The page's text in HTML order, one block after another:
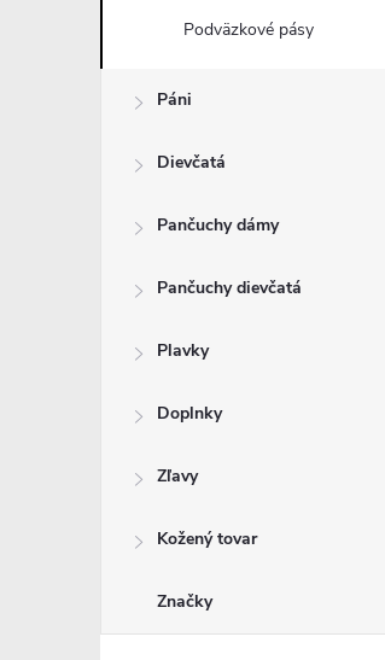
Podväzkové pásy
Páni
Dievčatá
Pančuchy dámy
Pančuchy dievčatá
Plavky
Doplnky
Zľavy
Kožený tovar
Značky